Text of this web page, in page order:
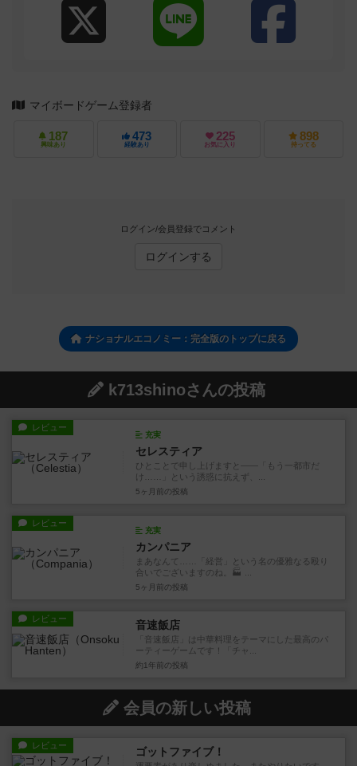
マイボードゲーム登録者
187
興味あり
473
経験あり
225
お気に入り
898
持ってる
ログイン/会員登録でコメント
ログインする
ナショナルエコノミー：完全版のトップに戻る
k713shinoさんの投稿
レビュー
充実
セレスティア
ひとことで申し上げますと――「もう一都市だ
け……」という誘惑に抗えず、...
5ヶ月前 の投稿
レビュー
充実
カンパニア
まあなんて……「経営」という名の優雅なる殴り
合いでございますのね。🏭 ...
5ヶ月前 の投稿
レビュー 音速飯店
「音速飯店」は中華料理をテーマにした最高のパ
ーティーゲームです！「チャ...
約1年前 の投稿
会員の新しい投稿
レビュー ゴットファイブ！